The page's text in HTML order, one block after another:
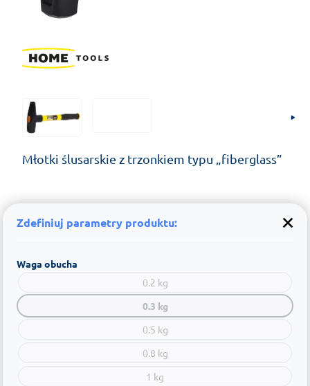
Młotki ślusarskie z trzonkiem typu „fiberglass”
Zdefiniuj parametry produktu:
Waga obucha
0.2 kg
0.3 kg
0.5 kg
0.8 kg
1 kg